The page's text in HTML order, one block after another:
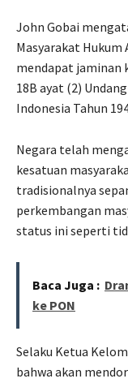
John Gobai
Masyarakat
mendapat jaminan
18B ayat (2)
Indonesia Tahun
Negara telah
kesatuan
tradisionalnya
perkembangan
status ini seperti
Baca Juga :
ke PON
Selaku Ketua
bahwa akan